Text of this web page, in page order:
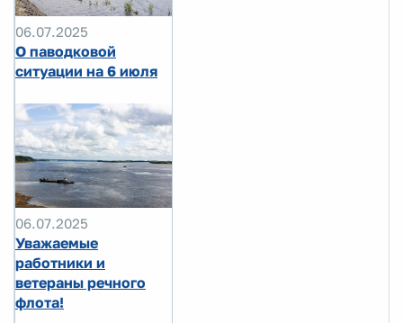
06.07.2025
О паводковой
ситуации на 6 июля
06.07.2025
Уважаемые
работники и
ветераны речного
флота!